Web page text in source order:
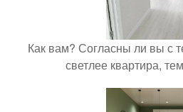
Как вам? Согласны ли вы с
светлее квартира,